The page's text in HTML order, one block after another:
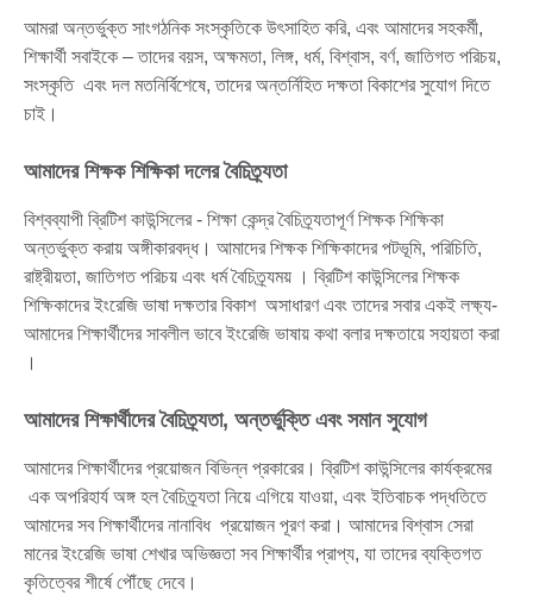
আমরা অন্তর্ভুক্ত সাংগঠনিক সংস্কৃতিকে উৎসাহিত করি, এবং আমাদের সহকর্মী,
শিক্ষার্থী সবাইকে – তাদের বয়স, অক্ষমতা, লিঙ্গ, ধর্ম, বিশ্বাস, বর্ণ, জাতিগত পরিচয়,
সংস্কৃতি এবং দল মতনির্বিশেষে, তাদের অন্তর্নিহিত দক্ষতা বিকাশের সুযোগ দিতে
চাই।
আমাদের শিক্ষক শিক্ষিকা দলের বৈচিত্র্যতা
বিশ্বব্যাপী ব্রিটিশ কাউন্সিলের - শিক্ষা কেন্দ্র বৈচিত্র্যতাপূর্ণ শিক্ষক শিক্ষিকা
অন্তর্ভুক্ত করায় অঙ্গীকারবদ্ধ। আমাদের শিক্ষক শিক্ষিকাদের পটভূমি, পরিচিতি,
রাষ্ট্রীয়তা, জাতিগত পরিচয় এবং ধর্ম বৈচিত্র্যময় । ব্রিটিশ কাউন্সিলের শিক্ষক
শিক্ষিকাদের ইংরেজি ভাষা দক্ষতার বিকাশ অসাধারণ এবং তাদের সবার একই লক্ষ্য-
আমাদের শিক্ষার্থীদের সাবলীল ভাবে ইংরেজি ভাষায় কথা বলার দক্ষতায়ে সহায়তা করা
।
আমাদের শিক্ষার্থীদের বৈচিত্র্যতা, অন্তর্ভুক্তি এবং সমান সুযোগ
আমাদের শিক্ষার্থীদের প্রয়োজন বিভিন্ন প্রকারের। ব্রিটিশ কাউন্সিলের কার্যক্রমের
এক অপরিহার্য অঙ্গ হল বৈচিত্র্যতা নিয়ে এগিয়ে যাওয়া, এবং ইতিবাচক পদ্ধতিতে
আমাদের সব শিক্ষার্থীদের নানাবিধ প্রয়োজন পূরণ করা। আমাদের বিশ্বাস সেরা
মানের ইংরেজি ভাষা শেখার অভিজ্ঞতা সব শিক্ষার্থীর প্রাপ্য, যা তাদের ব্যক্তিগত
কৃতিত্বের শীর্ষে পৌঁছে দেবে।